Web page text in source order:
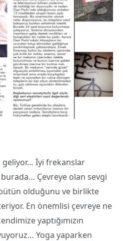
geliyor… İyi frekanslar
Çevreye olan sevgi
olduğunu ve birlikte
En önemlisi çevreye ne
yaptığımızın
Yoga yaparken